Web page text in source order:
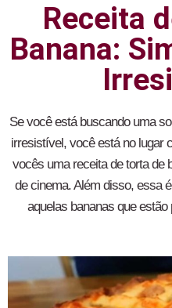
Receita
Banana:
Se você está buscando uma
irresistível, você está no lugar
vocês uma receita de torta de
de cinema. Além disso, essa
aquelas bananas que